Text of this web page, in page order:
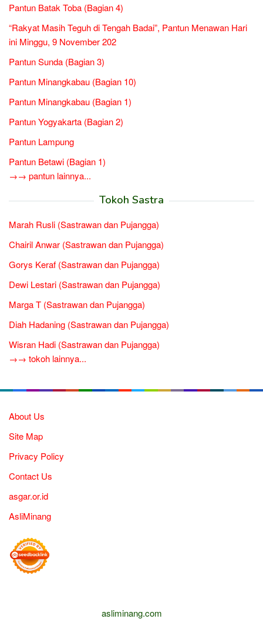
Pantun Batak Toba (Bagian 4)
“Rakyat Masih Teguh di Tengah Badai”, Pantun Menawan Hari
ini Minggu, 9 November 202
Pantun Sunda (Bagian 3)
Pantun Minangkabau (Bagian 10)
Pantun Minangkabau (Bagian 1)
Pantun Yogyakarta (Bagian 2)
Pantun Lampung
Pantun Betawi (Bagian 1)
→→ pantun lainnya...
Tokoh Sastra
Marah Rusli (Sastrawan dan Pujangga)
Chairil Anwar (Sastrawan dan Pujangga)
Gorys Keraf (Sastrawan dan Pujangga)
Dewi Lestari (Sastrawan dan Pujangga)
Marga T (Sastrawan dan Pujangga)
Diah Hadaning (Sastrawan dan Pujangga)
Wisran Hadi (Sastrawan dan Pujangga)
→→ tokoh lainnya...
About Us
Site Map
Privacy Policy
Contact Us
asgar.or.id
AsliMinang
asliminang.com